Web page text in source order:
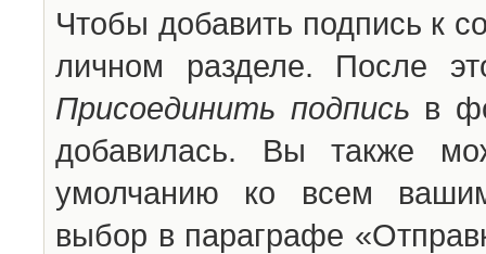
Чтобы добавить подпись к
личном разделе. После
Присоединить подпись в
добавилась. Вы также
умолчанию ко всем
выбор в параграфе